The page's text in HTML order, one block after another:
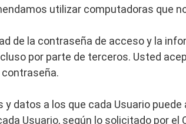
utilizar computadoras que
de la contraseña de acceso y la
por parte de terceros. Usted
datos a los que cada Usuario
Usuario, según lo solicitado por el